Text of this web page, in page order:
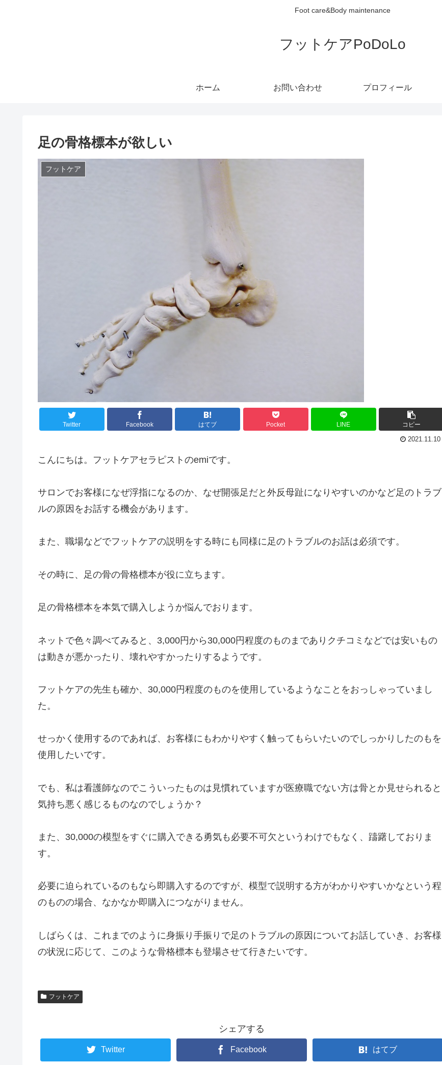
Foot care&Body maintenance
フットケアPoDoLo
ホーム お問い合わせ プロフィール
足の骨格標本が欲しい
フットケア
Twitter Facebook はてブ Pocket LINE コピー
2021.11.10
こんにちは。フットケアセラピストのemiです。
サロンでお客様になぜ浮指になるのか、なぜ開張足だと外反母趾になりやすいのかなど足のトラブ
ルの原因をお話する機会があります。
また、職場などでフットケアの説明をする時にも同様に足のトラブルのお話は必須です。
その時に、足の骨の骨格標本が役に立ちます。
足の骨格標本を本気で購入しようか悩んでおります。
ネットで色々調べてみると、3,000円から30,000円程度のものまでありクチコミなどでは安いもの
は動きが悪かったり、壊れやすかったりするようです。
フットケアの先生も確か、30,000円程度のものを使用しているようなことをおっしゃっていまし
た。
せっかく使用するのであれば、お客様にもわかりやすく触ってもらいたいのでしっかりしたのもを
使用したいです。
でも、私は看護師なのでこういったものは見慣れていますが医療職でない方は骨とか見せられると
気持ち悪く感じるものなのでしょうか？
また、30,000の模型をすぐに購入できる勇気も必要不可欠というわけでもなく、躊躇しておりま
す。
必要に迫られているのもなら即購入するのですが、模型で説明する方がわかりやすいかなという程
のものの場合、なかなか即購入につながりません。
しばらくは、これまでのように身振り手振りで足のトラブルの原因についてお話していき、お客様
の状況に応じて、このような骨格標本も登場させて行きたいです。
フットケア
シェアする
Twitter Facebook はてブ